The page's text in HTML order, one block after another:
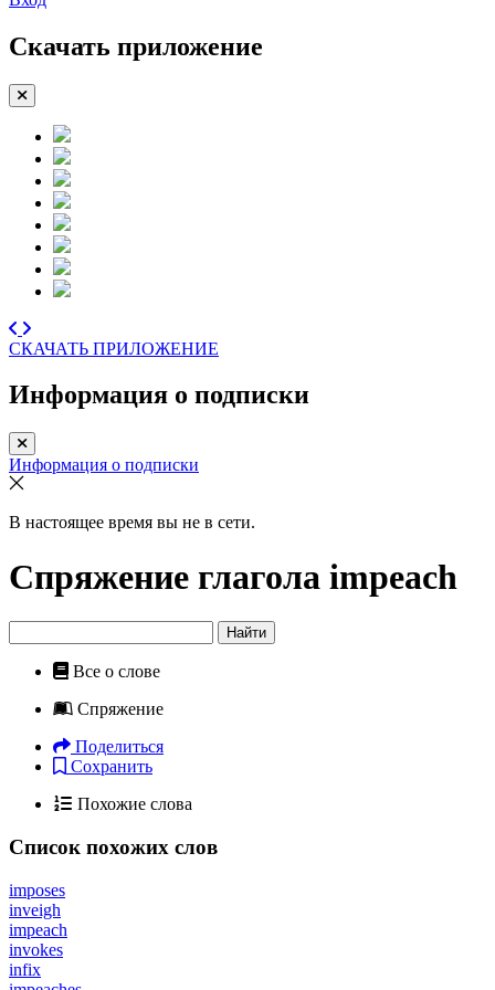
Скачать приложение
СКАЧАТЬ ПРИЛОЖЕНИЕ
Информация о подписки
Информация о подписки
В настоящее время вы не в сети.
Спряжение глагола impeach
Найти
Все о слове
Спряжение
Поделиться
Сохранить
Похожие слова
Список похожих слов
imposes
inveigh
impeach
invokes
infix